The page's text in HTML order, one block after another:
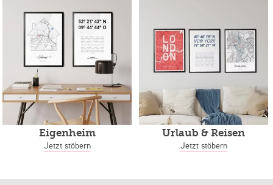
Eigenheim
Jetzt stöbern
Urlaub & Reisen
Jetzt stöbern